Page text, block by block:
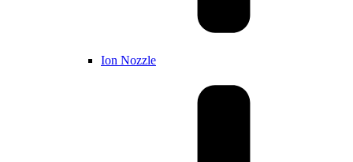
Ion Nozzle